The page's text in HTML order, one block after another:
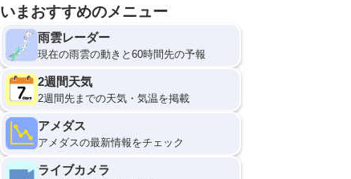
いまおすすめのメニュー
雨雲レーダー
現在の雨雲の動きと60時間先の予報
2週間天気
2週間先までの天気・気温を掲載
アメダス
アメダスの最新情報をチェック
ライブカメラ